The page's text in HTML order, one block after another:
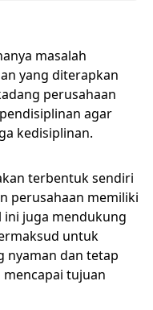
masalah
yang diterapkan
perusahaan
agar
kedisiplinan.
terbentuk sendiri
perusahaan memiliki
ini juga mendukung
untuk
nyaman dan tetap
tujuan